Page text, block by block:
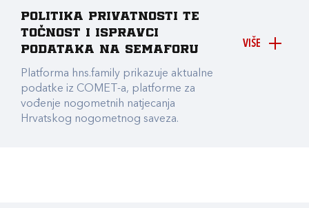
VIŠE
Politika privatnosti te
točnost i ispravci
podataka na Semaforu
Platforma hns.family prikazuje aktualne
podatke iz COMET-a, platforme za
vođenje nogometnih natjecanja
Hrvatskog nogometnog saveza.